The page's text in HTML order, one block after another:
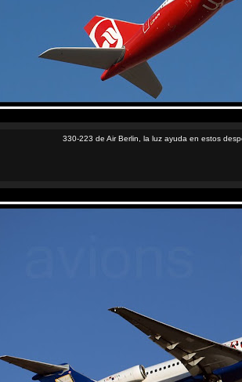
330-223 de Air Berlin, la luz ayuda en estos